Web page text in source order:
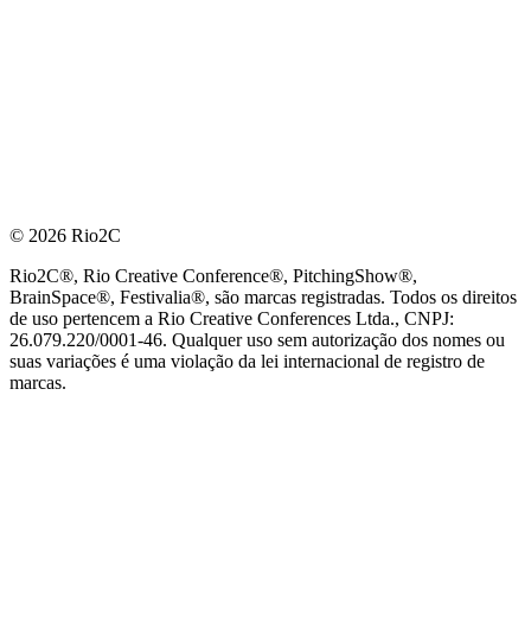
© 2026 Rio2C
Rio2C®, Rio Creative Conference®, PitchingShow®,
BrainSpace®, Festivalia®, são marcas registradas. Todos os direitos
de uso pertencem a Rio Creative Conferences Ltda., CNPJ:
26.079.220/0001-46. Qualquer uso sem autorização dos nomes ou
suas variações é uma violação da lei internacional de registro de
marcas.